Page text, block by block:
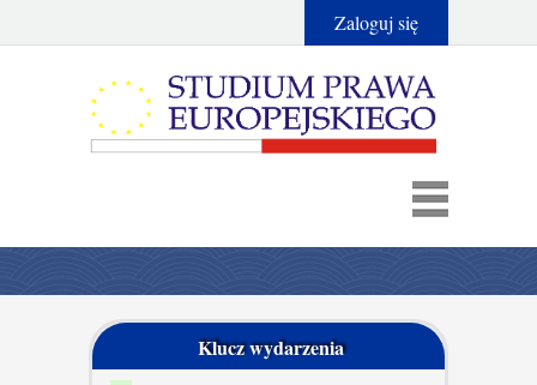
Zaloguj się
Klucz wydarzenia